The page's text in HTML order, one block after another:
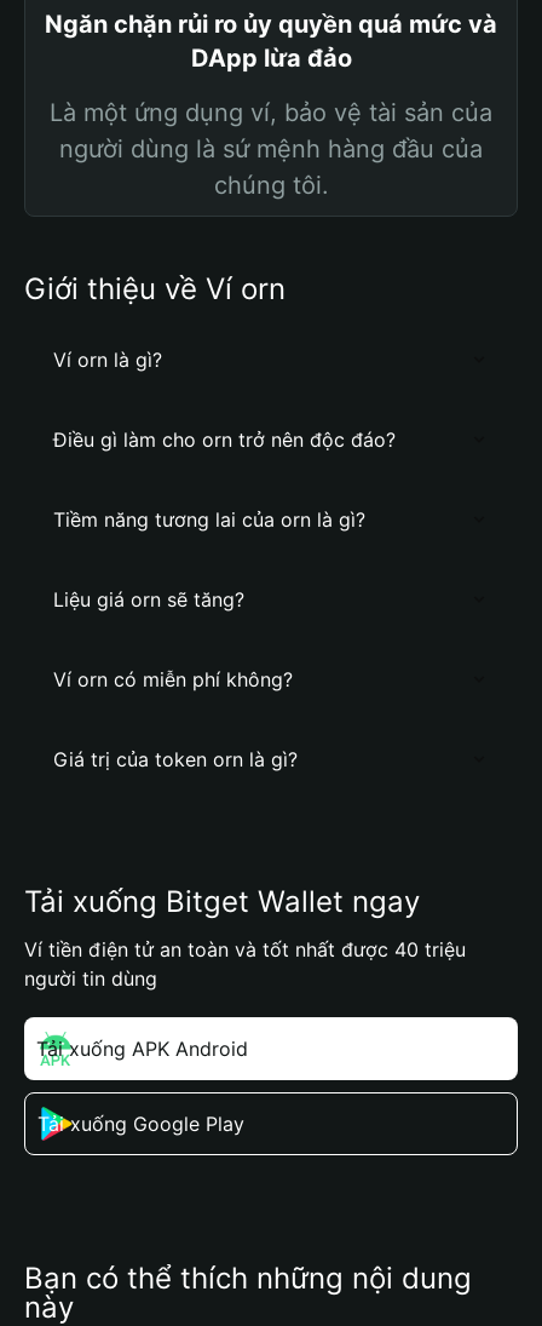
Ngăn chặn rủi ro ủy quyền quá mức và
DApp lừa đảo
Là một ứng dụng ví, bảo vệ tài sản của
người dùng là sứ mệnh hàng đầu của
chúng tôi.
Giới thiệu về Ví orn
Ví orn là gì?
Điều gì làm cho orn trở nên độc đáo?
Tiềm năng tương lai của orn là gì?
Liệu giá orn sẽ tăng?
Ví orn có miễn phí không?
Giá trị của token orn là gì?
Tải xuống Bitget Wallet ngay
Ví tiền điện tử an toàn và tốt nhất được 40 triệu
người tin dùng
Tải xuống APK Android
Tải xuống Google Play
Bạn có thể thích những nội dung
này